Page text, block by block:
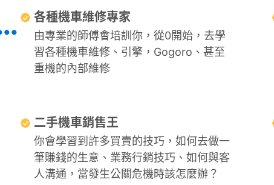
成為... 各種機車維修專家
由專業的師傅會培訓你，從0開始，去學
習各種機車維修、引擎，Gogoro、甚至
重機的內部維修
二手機車銷售王
你會學習到許多買賣的技巧，如何去做一
筆賺錢的生意、業務行銷技巧、如何與客
人溝通，當發生公關危機時該怎麼辦？